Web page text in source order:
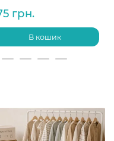
грн.
В кошик